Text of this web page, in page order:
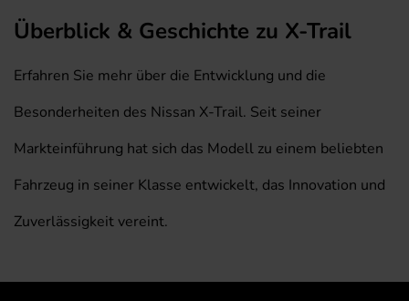
Überblick & Geschichte zu X-Trail
Erfahren Sie mehr über die Entwicklung und die
Besonderheiten des Nissan X-Trail. Seit seiner
Markteinführung hat sich das Modell zu einem beliebten
Fahrzeug in seiner Klasse entwickelt, das Innovation und
Zuverlässigkeit vereint.